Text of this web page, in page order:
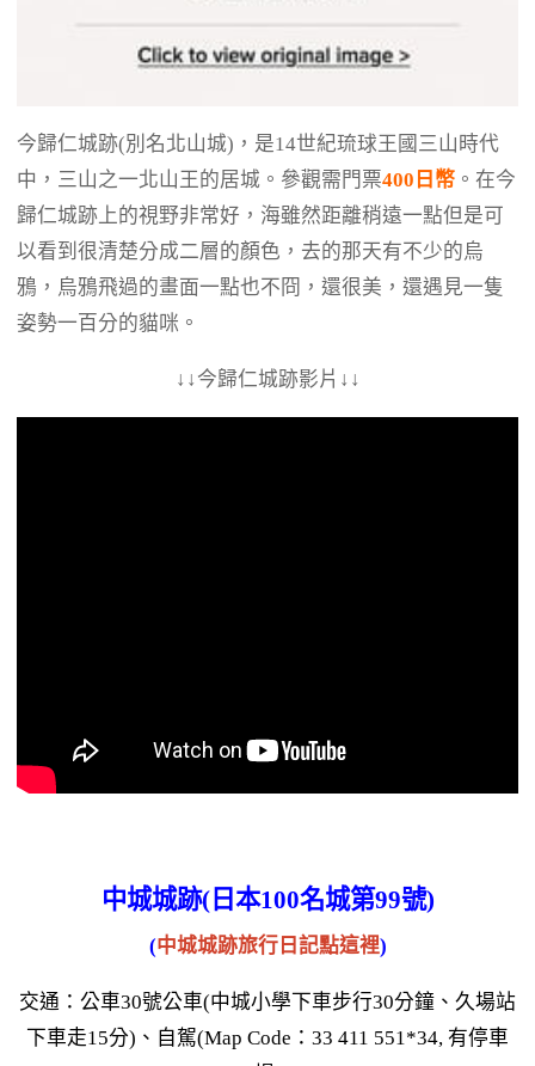
今歸仁城跡(別名北山城)，是14世紀琉球王國三山時代
中，三山之一北山王的居城。參觀需門票400日幣 。在今
歸仁城跡上的視野非常好，海雖然距離稍遠一點但是可
以看到很清楚分成二層的顏色，去的那天有不少的烏
鴉，烏鴉飛過的畫面一點也不冏，還很美，還遇見一隻
姿勢一百分的貓咪。
↓↓今歸仁城跡影片↓↓
中城城跡(日本100名城第99號)
(中城城跡旅行日記點這裡)
交通：公車30號公車(中城小學下車步行30分鐘、久場站
下車走15分)、自駕(Map Code：33 411 551*34, 有停車